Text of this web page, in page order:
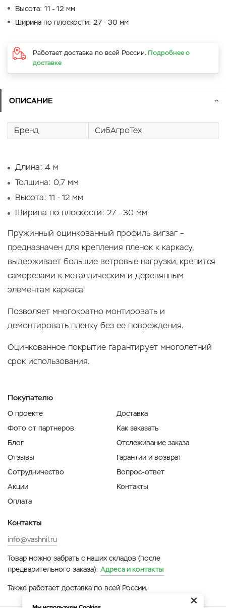
Высота: 11 - 12 мм
Ширина по плоскости: 27 - 30 мм
Работает доставка по всей России. Подробнее о
доставке
ОПИСАНИЕ
Бренд СибАгроТех
Длина: 4 м
Толщина: 0,7 мм
Высота: 11 - 12 мм
Ширина по плоскости: 27 - 30 мм
Пружинный оцинкованный профиль зигзаг –
предназначен для крепления пленок к каркасу,
выдерживает большие ветровые нагрузки, крепится
саморезами к металлическим и деревянным
элементам каркаса.
Позволяет многократно монтировать и
демонтировать пленку без ее повреждения.
Оцинкованное покрытие гарантирует многолетний
срок использования.
Покупателю
О проекте
Фото от партнеров
Блог
Отзывы
Сотрудничество
Акции
Оплата
Доставка
Как заказать
Отслеживание заказа
Гарантии и возврат
Вопрос-ответ
Контакты
Контакты
info@vashnil.ru
Товар можно забрать с наших складов (после
предварительного заказа): Адреса и контакты
Также работает доставка по всей России.
×